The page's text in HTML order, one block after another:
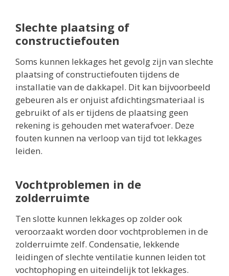
Slechte plaatsing of
constructiefouten
Soms kunnen lekkages het gevolg zijn van slechte
plaatsing of constructiefouten tijdens de
installatie van de dakkapel. Dit kan bijvoorbeeld
gebeuren als er onjuist afdichtingsmateriaal is
gebruikt of als er tijdens de plaatsing geen
rekening is gehouden met waterafvoer. Deze
fouten kunnen na verloop van tijd tot lekkages
leiden.
Vochtproblemen in de
zolderruimte
Ten slotte kunnen lekkages op zolder ook
veroorzaakt worden door vochtproblemen in de
zolderruimte zelf. Condensatie, lekkende
leidingen of slechte ventilatie kunnen leiden tot
vochtophoping en uiteindelijk tot lekkages.